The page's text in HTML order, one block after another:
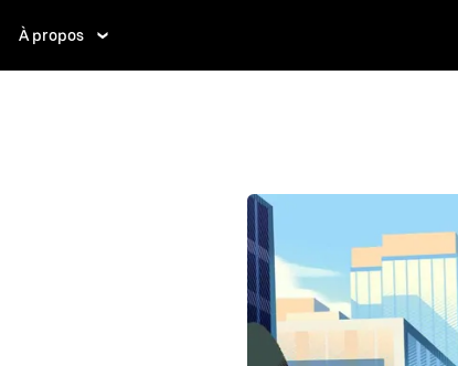
À propos